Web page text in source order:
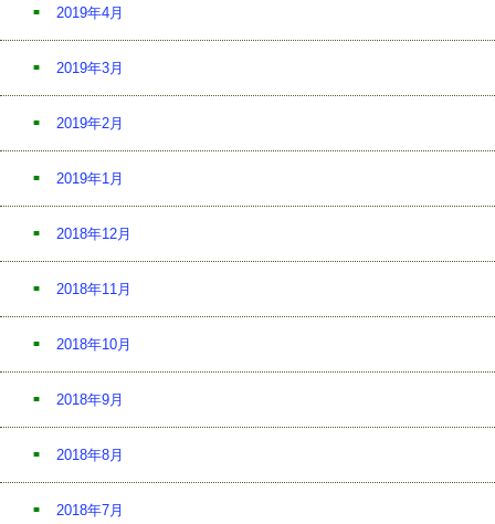
2019年4月
2019年3月
2019年2月
2019年1月
2018年12月
2018年11月
2018年10月
2018年9月
2018年8月
2018年7月